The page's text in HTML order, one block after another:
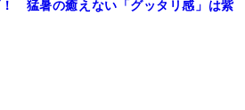
猛暑の癒えない「グッタリ感」は紫